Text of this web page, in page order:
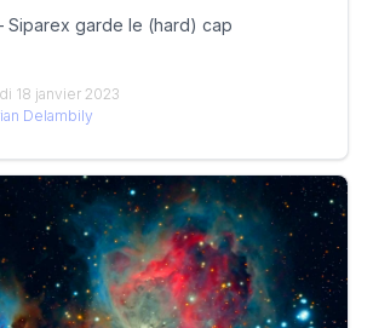
Siparex garde le (hard) cap
18 janvier 2023
Delambily